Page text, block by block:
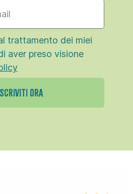
trattamento dei miei
aver preso visione
ORA